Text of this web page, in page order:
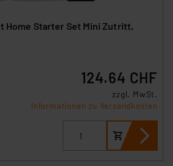
Home Starter Set Mini Zutritt,
124.64 CHF
zzgl. MwSt.
Informationen zu Versandkosten